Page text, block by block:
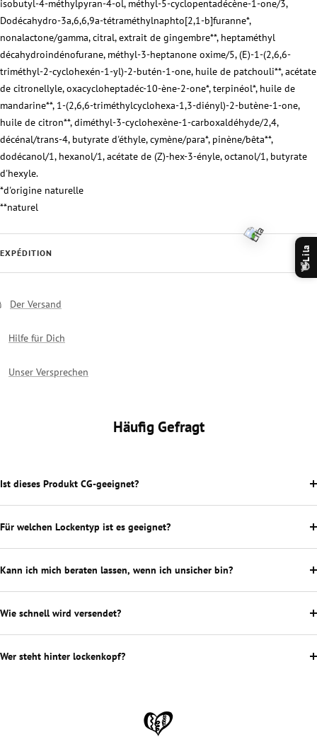
isobutyl-4-méthylpyran-4-ol, méthyl-5-cyclopentadécène-1-one/3,
Dodécahydro-3a,6,6,9a-tétraméthylnaphto[2,1-b]furanne*,
nonalactone/gamma, citral, extrait de gingembre**, heptaméthyl
décahydroindénofurane, méthyl-3-heptanone oxime/5, (E)-1-(2,6,6-
triméthyl-2-cyclohexén-1-yl)-2-butén-1-one, huile de patchouli**, acétate
de citronellyle, oxacycloheptadéc-10-ène-2-one*, terpinéol*, huile de
mandarine**, 1-(2,6,6-triméthylcyclohexa-1,3-diényl)-2-butène-1-one,
huile de citron**, diméthyl-3-cyclohexène-1-carboxaldéhyde/2,4,
décénal/trans-4, butyrate d'éthyle, cymène/para*, pinène/bêta**,
dodécanol/1, hexanol/1, acétate de (Z)-hex-3-ényle, octanol/1, butyrate
d'hexyle.
*d'origine naturelle
**naturel
EXPÉDITION
Der Versand
Hilfe für Dich
Unser Versprechen
Häufig Gefragt
Ist dieses Produkt CG-geeignet?
Für welchen Lockentyp ist es geeignet?
Kann ich mich beraten lassen, wenn ich unsicher bin?
Wie schnell wird versendet?
Wer steht hinter lockenkopf?
👋
Lila